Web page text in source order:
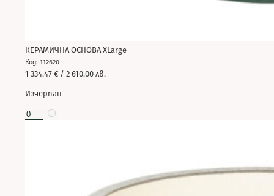
КЕРАМИЧНА ОСНОВА XLarge
Код: 112620
1 334.47 € / 2 610.00 лв.
Изчерпан